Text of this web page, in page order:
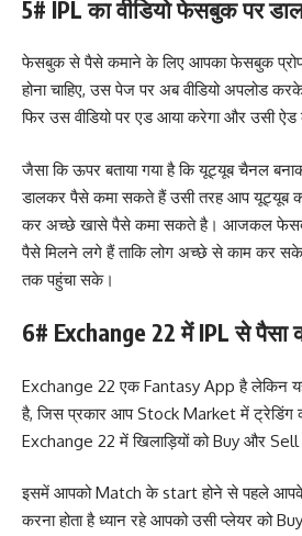
5# IPL का वीडियो फेसबुक पर
फेसबुक से पैसे कमाने के लिए आपका फेसबुक
होना चाहिए, उस पेज पर अब वीडियो अपलोड
फिर उस वीडियो पर एड आया करेगा और उसी ऐड
जैसा कि ऊपर बताया गया है कि यूट्यूब चैनल
डालकर पैसे कमा सकते हैं उसी तरह आप यूट्यूब
कर अच्छे खासे पैसे कमा सकते है। आजकल फेसबुक
पैसे मिलने लगे हैं ताकि लोग अच्छे से काम कर सके
तक पहुंचा सके।
6# Exchange 22 में IPL से पैसा
Exchange 22 एक Fantasy App है लेकिन
है, जिस प्रकार आप Stock Market में ट्रेडिंग
Exchange 22 में खिलाड़ियों को Buy और
इसमें आपको Match के start होने से पहले
करना होता है ध्यान रहे आपको उसी प्लेयर को